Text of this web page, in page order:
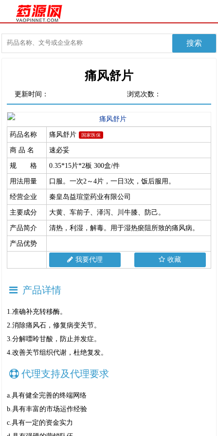
痛风舒片
更新时间： 浏览次数：
药品名称 痛风舒片 国家医保
商 品 名 速必妥
规 格 0.35*15片*2板 300盒/件
用法用量 口服。一次2～4片，一日3次，饭后服用。
经营企业 秦皇岛益瑄堂药业有限公司
主要成分 大黄、车前子、泽泻、川牛膝、防己。
产品简介 清热，利湿，解毒。用于湿热瘀阻所致的痛风病。
产品优势
我要代理 收藏
产品详情
1.准确补充转移酶。
2.消除痛风石，修复病变关节。
3.分解嘌呤甘酸，防止并发症。
4.改善关节组织代谢，杜绝复发。
代理支持及代理要求
a.具有健全完善的终端网络
b.具有丰富的市场运作经验
c.具有一定的资金实力